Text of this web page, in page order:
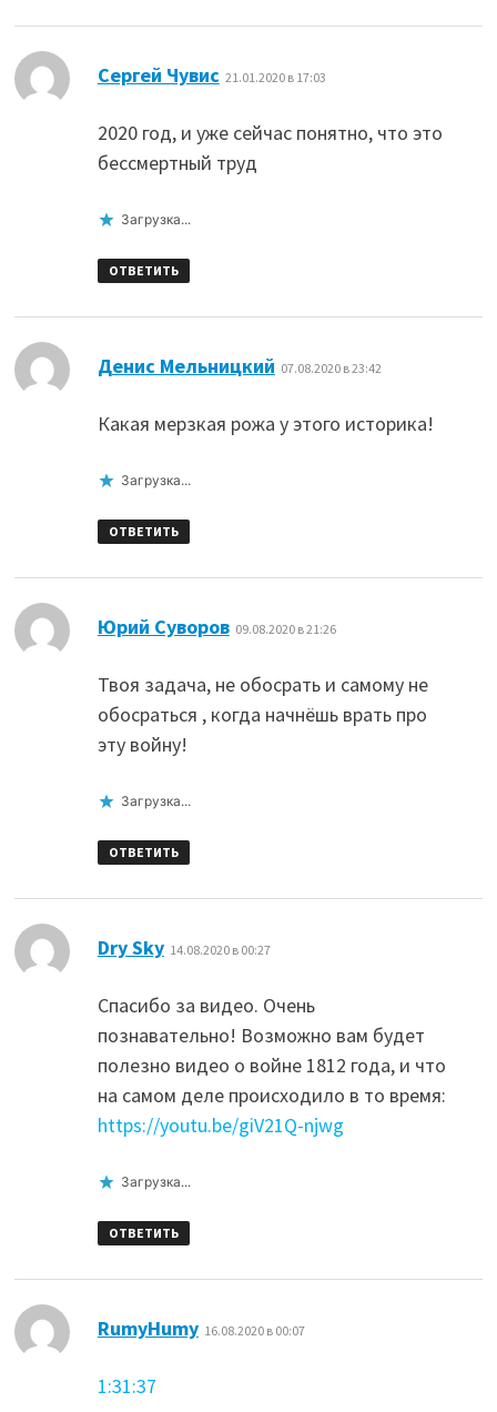
Сергей Чувис 21.01.2020 в 17:03
2020 год, и уже сейчас понятно, что это
бессмертный труд
Загрузка...
ОТВЕТИТЬ
Денис Мельницкий 07.08.2020 в 23:42
Какая мерзкая рожа у этого историка!
Загрузка...
ОТВЕТИТЬ
Юрий Суворов: 09.08.2020 в 21:26
Твоя задача, не обосрать и самому не
обосраться , когда начнёшь врать про
эту войну!
Загрузка...
ОТВЕТИТЬ
Dry Sky: 14.08.2020 в 00:27
Спасибо за видео. Очень
познавательно! Возможно вам будет
полезно видео о войне 1812 года, и что
на самом деле происходило в то время:
https://youtu.be/giV21Q-njwg
Загрузка...
ОТВЕТИТЬ
RumyHumy: 16.08.2020 в 00:07
1:31:37